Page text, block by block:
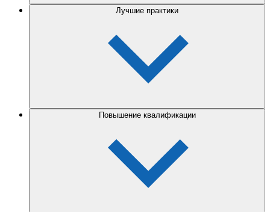
Лучшие практики
Повышение квалификации